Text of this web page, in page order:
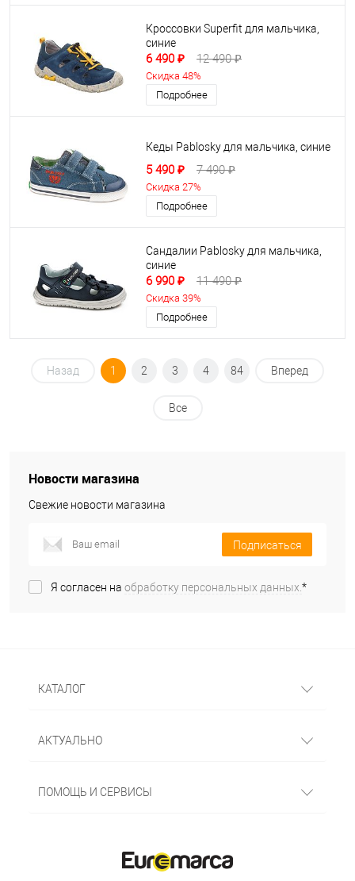
Кроссовки Superfit для мальчика,
синие
6 490 ₽ 12 490 ₽
Скидка 48%
Подробнее
Кеды Pablosky для мальчика, синие
5 490 ₽ 7 490 ₽
Скидка 27%
Подробнее
Сандалии Pablosky для мальчика,
синие
6 990 ₽ 11 490 ₽
Скидка 39%
Подробнее
Назад 1 2 3 4 84 Вперед
Все
Новости магазина
Свежие новости магазина
Подписаться
Я согласен на обработку персональных данных.*
КАТАЛОГ
АКТУАЛЬНО
ПОМОЩЬ И СЕРВИСЫ